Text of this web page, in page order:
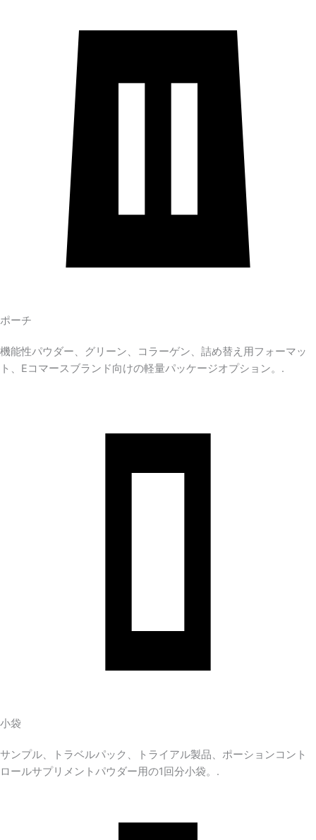
ポーチ
機能性パウダー、グリーン、コラーゲン、詰め替え用フォーマッ
ト、eコマースブランド向けの軽量パッケージオプション。.
小袋
サンプル、トラベルパック、トライアル製品、ポーションコント
ロールサプリメントパウダー用の1回分小袋。.